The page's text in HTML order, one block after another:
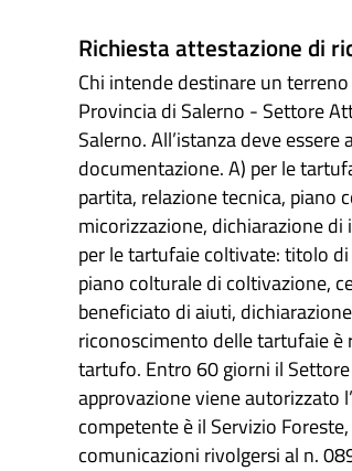
Richiesta attestazione di
Chi intende destinare un
Provincia di Salerno - Settore
Salerno. All’istanza deve
documentazione. A) per le
partita, relazione tecnica, piano
micorizzazione, dichiarazione
per le tartufaie coltivate: titolo
piano colturale di coltivazione,
beneficiato di aiuti,
riconoscimento delle tartufaie è
tartufo. Entro 60 giorni il
approvazione viene autorizzato
competente è il Servizio
comunicazioni rivolgersi al n.